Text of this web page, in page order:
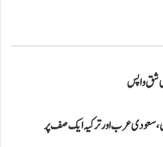
شق واپس
عرب اورترکیہ ایک صف پر